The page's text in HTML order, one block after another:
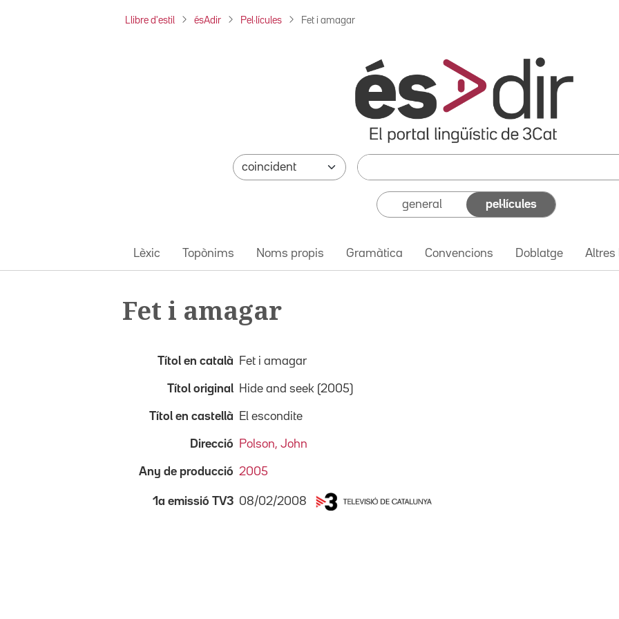
Llibre d'estil ésAdir Pel·lícules Fet i amagar
general pel·lícules
Lèxic Topònims Noms propis Gramàtica Convencions Doblatge Altres
Fet i amagar
Títol en català Fet i amagar
Títol original Hide and seek (2005)
Títol en castellà El escondite
Direcció Polson, John
Any de producció 2005
1a emissió TV3 08/02/2008